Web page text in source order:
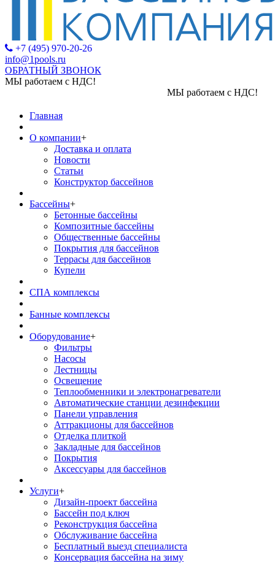
+7 (495) 970-20-26
info@1pools.ru
ОБРАТНЫЙ ЗВОНОК
МЫ работаем с НДС!
Главная
О компании+
Доставка и оплата
Новости
Статьи
Конструктор бассейнов
Бассейны+
Бетонные бассейны
Композитные бассейны
Общественные бассейны
Покрытия для бассейнов
Террасы для бассейнов
Купели
СПА комплексы
Банные комплексы
Оборудование+
Фильтры
Насосы
Лестницы
Освещение
Теплообменники и электронагреватели
Автоматические станции дезинфекции
Панели управления
Аттракционы для бассейнов
Отделка плиткой
Закладные для бассейнов
Покрытия
Аксессуары для бассейнов
Услуги+
Дизайн-проект бассейна
Бассейн под ключ
Реконструкция бассейна
Обслуживание бассейна
Бесплатный выезд специалиста
Консервация бассейна на зиму